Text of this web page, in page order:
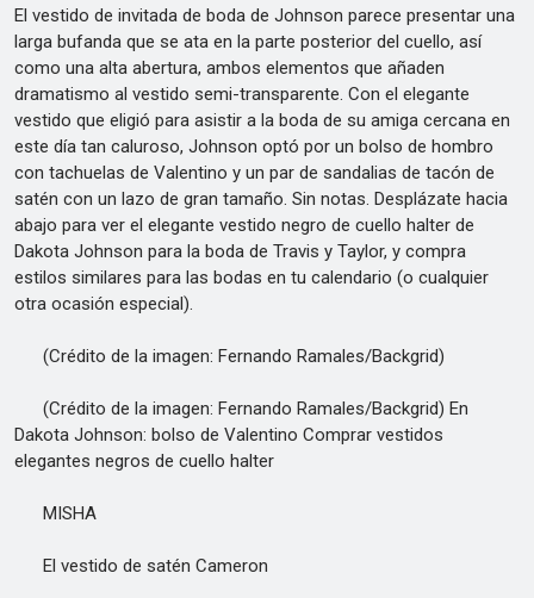
El vestido de invitada de boda de Johnson parece presentar una
larga bufanda que se ata en la parte posterior del cuello, así
como una alta abertura, ambos elementos que añaden
dramatismo al vestido semi-transparente. Con el elegante
vestido que eligió para asistir a la boda de su amiga cercana en
este día tan caluroso, Johnson optó por un bolso de hombro
con tachuelas de Valentino y un par de sandalias de tacón de
satén con un lazo de gran tamaño. Sin notas. Desplázate hacia
abajo para ver el elegante vestido negro de cuello halter de
Dakota Johnson para la boda de Travis y Taylor, y compra
estilos similares para las bodas en tu calendario (o cualquier
otra ocasión especial).
(Crédito de la imagen: Fernando Ramales/Backgrid)
(Crédito de la imagen: Fernando Ramales/Backgrid) En
Dakota Johnson: bolso de Valentino Comprar vestidos
elegantes negros de cuello halter
MISHA
El vestido de satén Cameron